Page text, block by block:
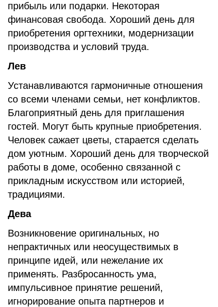
прибыль или подарки. Некоторая
финансовая свобода. Хороший день для
приобретения оргтехники, модернизации
производства и условий труда.
Лев
Устанавливаются гармоничные отношения
со всеми членами семьи, нет конфликтов.
Благоприятный день для приглашения
гостей. Могут быть крупные приобретения.
Человек сажает цветы, старается сделать
дом уютным. Хороший день для творческой
работы в доме, особенно связанной с
прикладным искусством или историей,
традициями.
Дева
Возникновение оригинальных, но
непрактичных или неосуществимых в
принципе идей, или нежелание их
применять. Разбросанность ума,
импульсивное принятие решений,
игнорирование опыта партнеров и